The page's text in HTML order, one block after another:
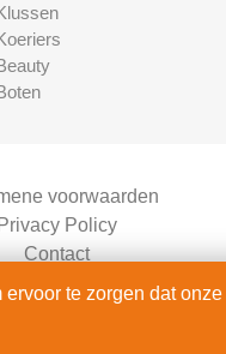
voorwaarden
Privacy Policy
Contact
Bedrijven Inlog
te zorgen dat